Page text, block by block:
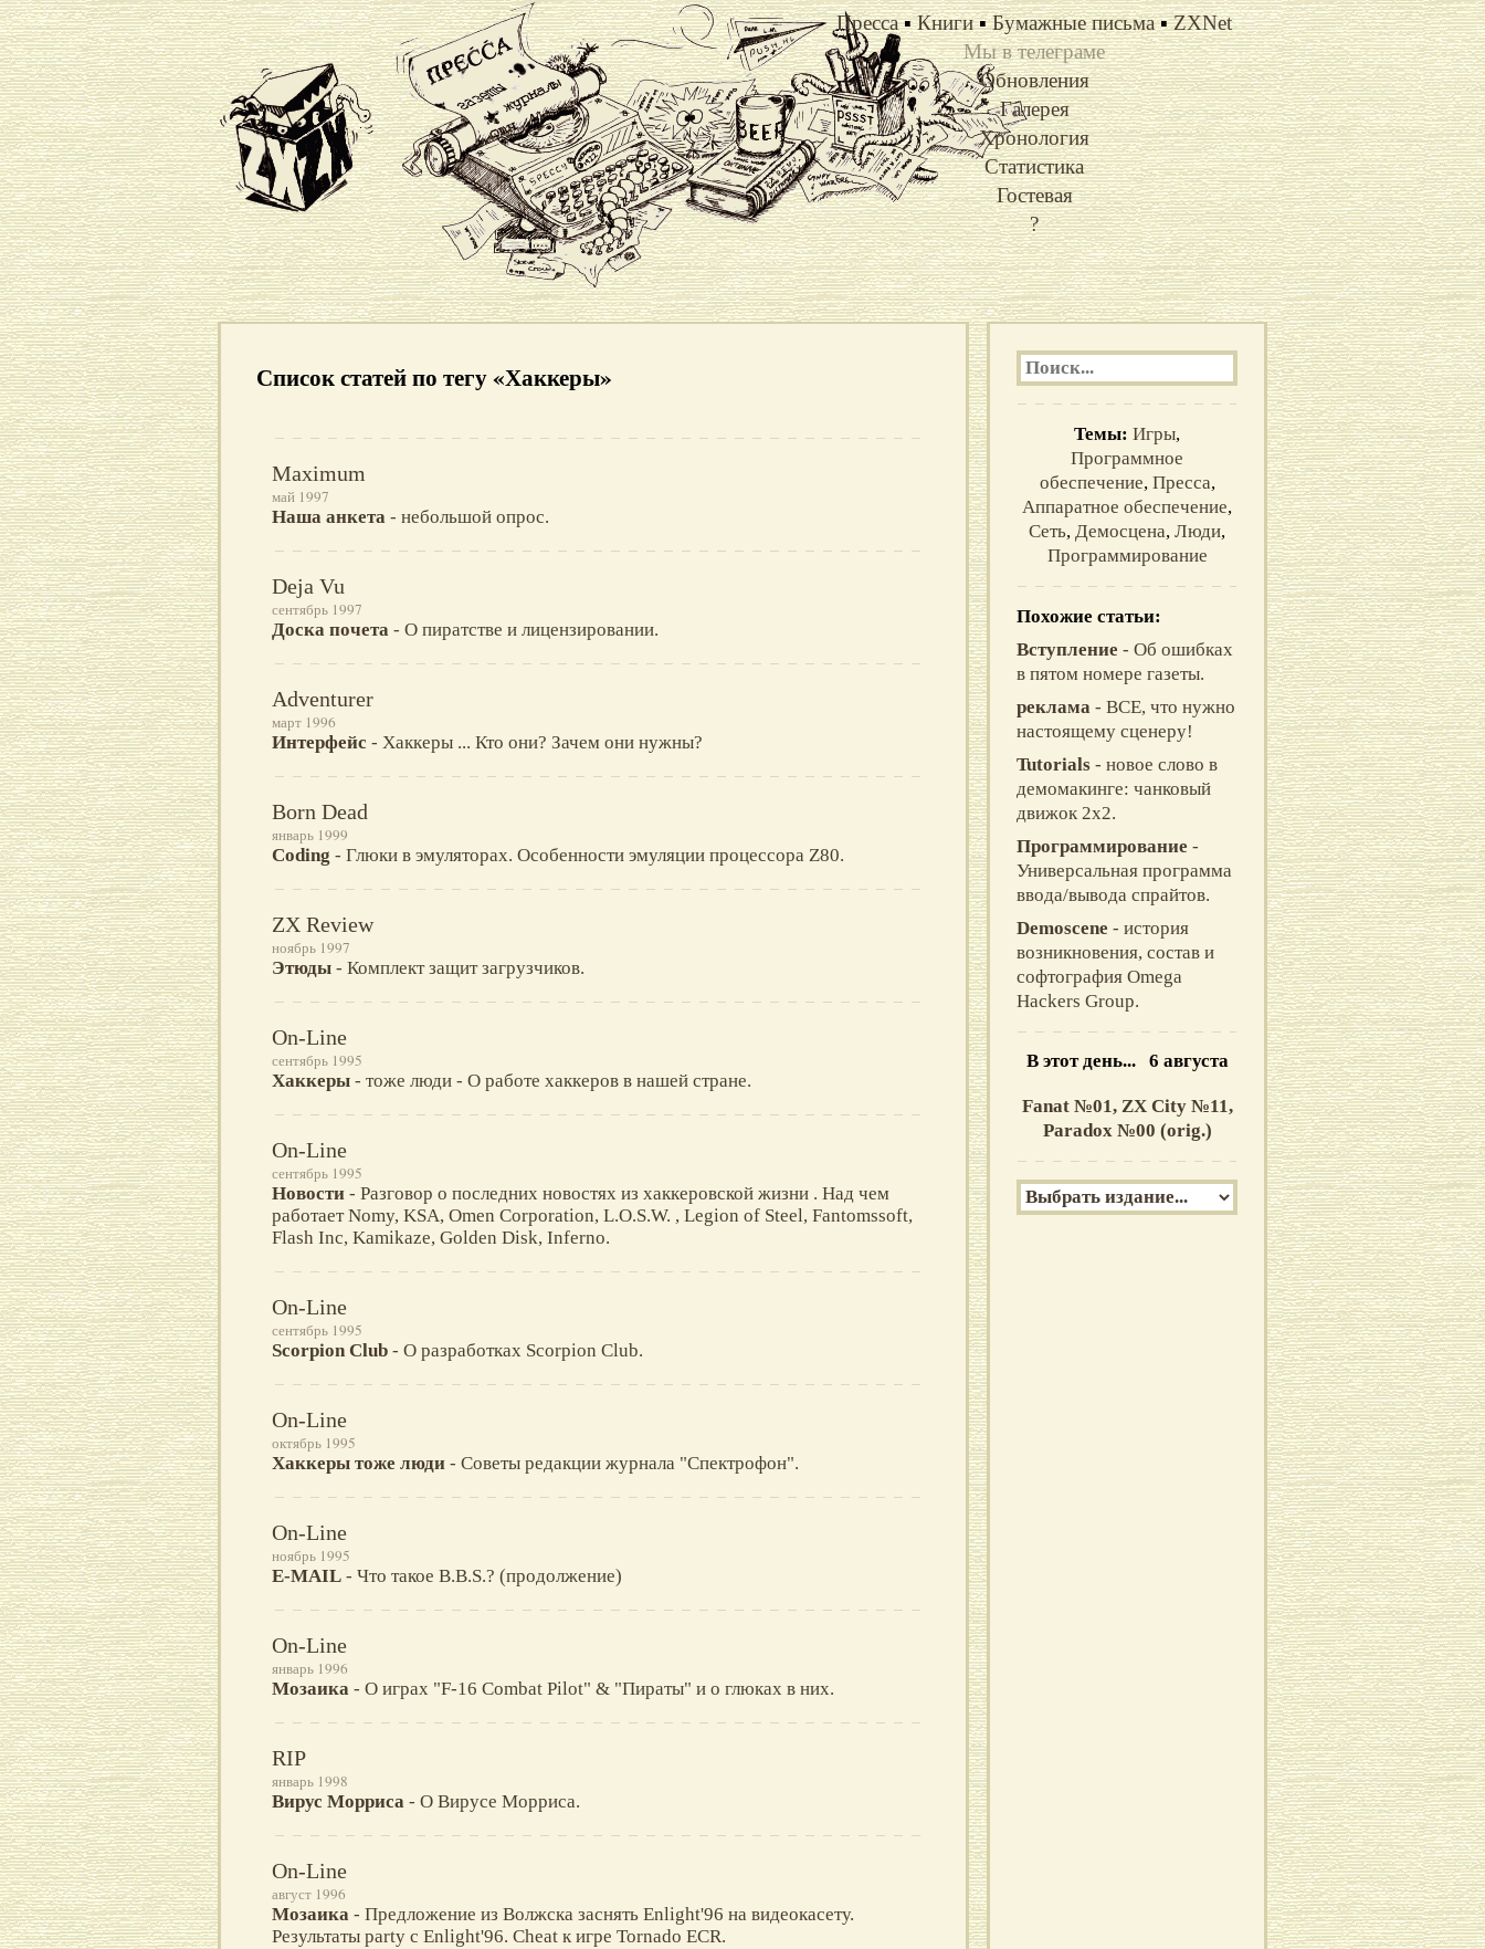
Пресса▪ Книги▪ Бумажные письма▪ ZXNet
Мы в телеграме
Обновления
Галерея
Хронология
Статистика
Гостевая
?
Список статей по тегу «Хаккеры»
Maximum
май 1997
Наша анкета - небольшой опрос.
Deja Vu
сентябрь 1997
Доска почета - О пиратстве и лицензировании.
Adventurer
март 1996
Интерфейс - Хаккеры ... Кто они? Зачем они нужны?
Born Dead
январь 1999
Coding - Глюки в эмуляторах. Особенности эмуляции процессора Z80.
ZX Review
ноябрь 1997
Этюды - Комплект защит загрузчиков.
On-Line
сентябрь 1995
Хаккеры - тоже люди - О работе хаккеров в нашей стране.
On-Line
сентябрь 1995
Новости - Разговор о последних новостях из хаккеровской жизни . Над чем
работает Nomy, KSA, Omen Corporation, L.O.S.W. , Legion of Steel, Fantomssoft,
Flash Inc, Kamikaze, Golden Disk, Inferno.
On-Line
сентябрь 1995
Scorpion Club - О разработках Scorpion Club.
On-Line
октябрь 1995
Хаккеры тоже люди - Советы редакции журнала "Cпектрофон".
On-Line
ноябрь 1995
E-MAIL - Что такое B.B.S.? (продолжение)
On-Line
январь 1996
Мозаика - О игрaх "F-16 Combat Pilot" & "Пираты" и о глюках в них.
RIP
январь 1998
Вирус Морриса - О Вирусе Морриса.
On-Line
август 1996
Мозаика - Предложение из Волжска заснять Enlight'96 на видеокасету.
Результаты party с Enlight'96. Cheat к игре Tornado ECR.
Темы: Игры,
Программное
обеспечение, Пресса,
Аппаратное обеспечение,
Сеть, Демосцена, Люди,
Программирование
Похожие статьи:
Вступление - Об ошибках
в пятом номере газеты.
реклама - ВСЕ, что нужно
настоящему сценеру!
Tutorials - новое слово в
демомакинге: чанковый
движок 2x2.
Программирование -
Универсальная программа
ввода/вывода спрайтов.
Demoscene - история
возникновения, состав и
софтография Omega
Hackers Group.
В этот день... 6 августа
Fanat №01, ZX City №11,
Paradox №00 (orig.)